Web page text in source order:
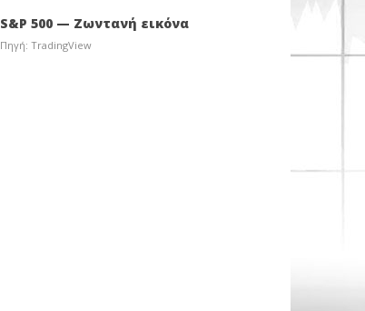
S&P 500 — Ζωντανή εικόνα
Πηγή: TradingView